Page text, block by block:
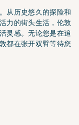
从历史悠久的探险和
力的街头生活，伦敦
灵感。无论您是在追
都在张开双臂等待您